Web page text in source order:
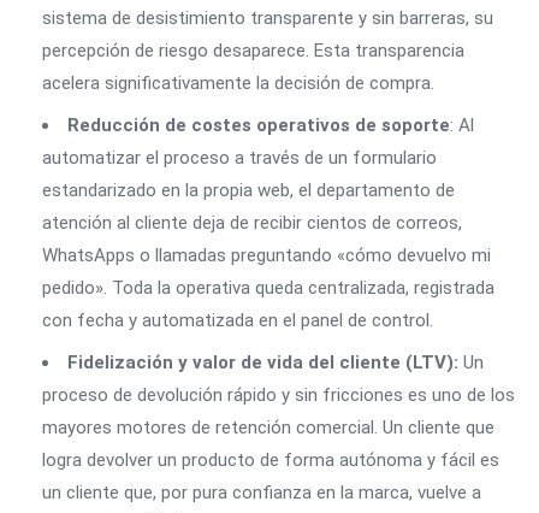
sistema de desistimiento transparente y sin barreras, su
percepción de riesgo desaparece. Esta transparencia
acelera significativamente la decisión de compra.
Reducción de costes operativos de soporte: Al
automatizar el proceso a través de un formulario
estandarizado en la propia web, el departamento de
atención al cliente deja de recibir cientos de correos,
WhatsApps o llamadas preguntando «cómo devuelvo mi
pedido». Toda la operativa queda centralizada, registrada
con fecha y automatizada en el panel de control.
Fidelización y valor de vida del cliente (LTV): Un
proceso de devolución rápido y sin fricciones es uno de los
mayores motores de retención comercial. Un cliente que
logra devolver un producto de forma autónoma y fácil es
un cliente que, por pura confianza en la marca, vuelve a